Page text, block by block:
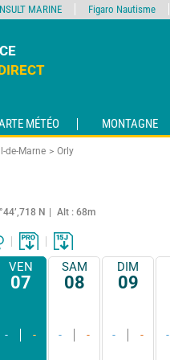
MÉTÉO MONTAGNE
de-Marne Orly
N Alt : 68m
VEN
07
- -
SAM
08
- -
DIM
09
- - -
MARINE Figaro Nautisme